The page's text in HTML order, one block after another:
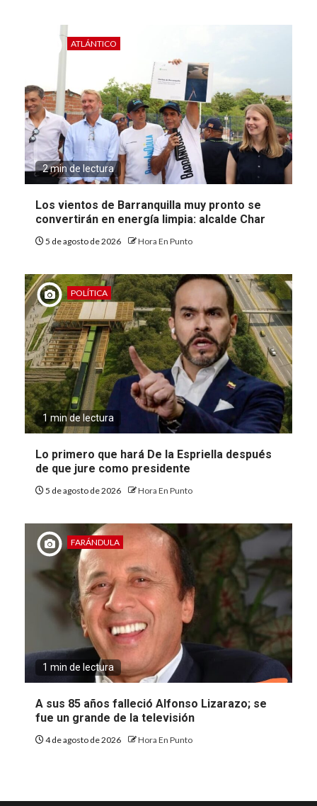
ATLÁNTICO
2 min de lectura
Los vientos de Barranquilla muy pronto se
convertirán en energía limpia: alcalde Char
5 de agosto de 2026 Hora En Punto
POLÍTICA
1 min de lectura
Lo primero que hará De la Espriella después
de que jure como presidente
5 de agosto de 2026 Hora En Punto
FARÁNDULA
1 min de lectura
A sus 85 años falleció Alfonso Lizarazo; se
fue un grande de la televisión
4 de agosto de 2026 Hora En Punto